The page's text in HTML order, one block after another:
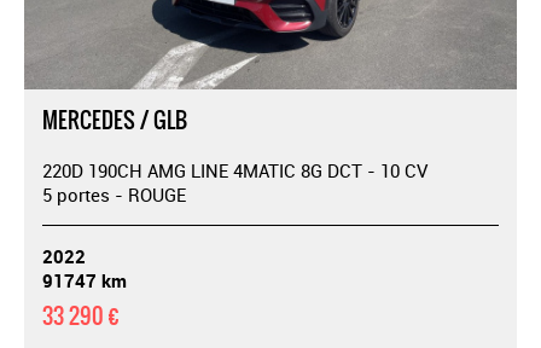
MERCEDES / GLB
220D 190CH AMG LINE 4MATIC 8G DCT - 10 CV
5 portes - ROUGE
2022
91747 km
33 290 €